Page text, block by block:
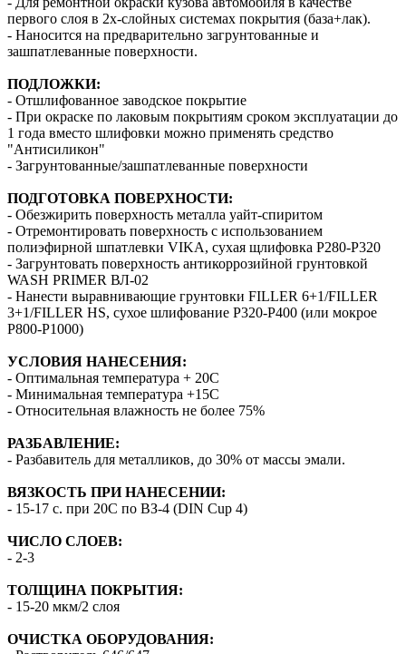
первого слоя в 2х-слойных системах покрытия (база+лак).
- Наносится на предварительно загрунтованные и
зашпатлеванные поверхности.
ПОДЛОЖКИ:
- Отшлифованное заводское покрытие
- При окраске по лаковым покрытиям сроком эксплуатации до
1 года вместо шлифовки можно применять средство
"Антисиликон"
- Загрунтованные/зашпатлеванные поверхности
ПОДГОТОВКА ПОВЕРХНОСТИ:
- Обезжирить поверхность металла уайт-спиритом
- Отремонтировать поверхность с использованием
полиэфирной шпатлевки VIKA, сухая щлифовка P280-P320
- Загрунтовать поверхность антикоррозийной грунтовкой
WASH PRIMER ВЛ-02
- Нанести выравнивающие грунтовки FILLER 6+1/FILLER
3+1/FILLER HS, сухое шлифование P320-P400 (или мокрое
Р800-Р1000)
УСЛОВИЯ НАНЕСЕНИЯ:
- Оптимальная температура + 20С
- Минимальная температура +15С
- Относительная влажность не более 75%
РАЗБАВЛЕНИЕ:
- Разбавитель для металликов, до 30% от массы эмали.
ВЯЗКОСТЬ ПРИ НАНЕСЕНИИ:
- 15-17 с. при 20С по ВЗ-4 (DIN Cup 4)
ЧИСЛО СЛОЕВ:
- 2-3
ТОЛЩИНА ПОКРЫТИЯ:
- 15-20 мкм/2 слоя
ОЧИСТКА ОБОРУДОВАНИЯ: